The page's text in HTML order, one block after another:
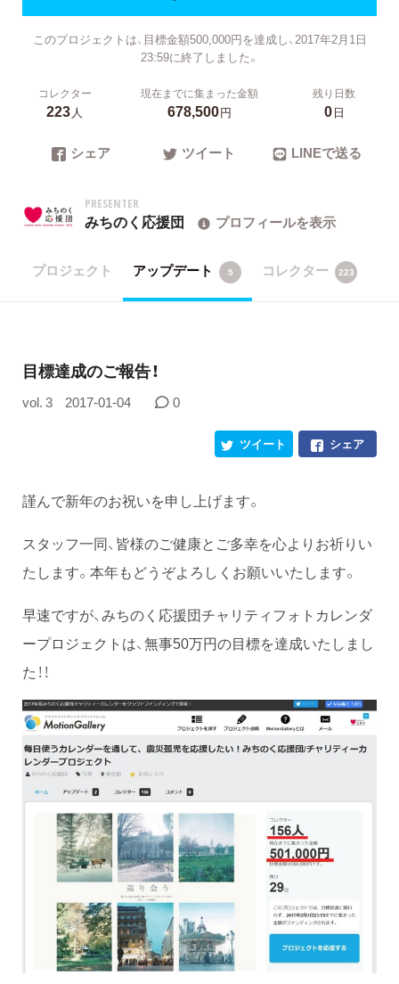
このプロジェクトは、目標金額500,000円を達成し、2017年2月1日
23:59に終了しました。
コレクター
223人
現在までに集まった金額
678,500円
残り日数
0日
シェア ツイート LINEで送る
PRESENTER
みちのく応援団 プロフィールを表示
プロジェクト アップデート 5 コレクター 223
目標達成のご報告！
vol. 3 2017-01-04 0
シェア
ツイート
謹んで新年のお祝いを申し上げます。
スタッフ一同、皆様のご健康とご多幸を心よりお祈りい
たします。本年もどうぞよろしくお願いいたします。
早速ですが、みちのく応援団チャリティフォトカレンダ
ープロジェクトは、無事50万円の目標を達成いたしまし
た！！